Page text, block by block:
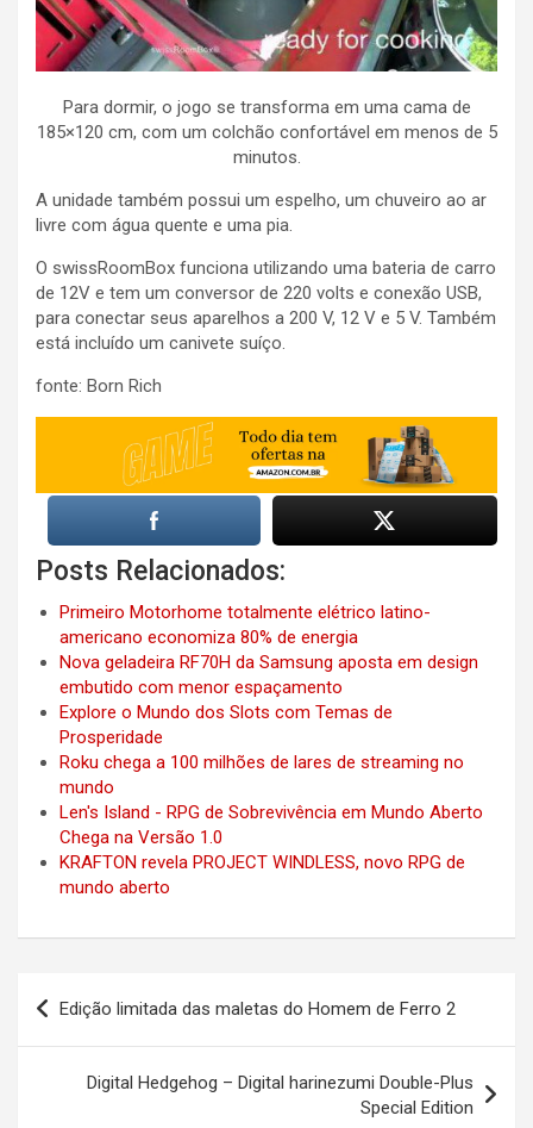
Para dormir, o jogo se transforma em uma cama de
185×120 cm, com um colchão confortável em menos de 5
minutos.
A unidade também possui um espelho, um chuveiro ao ar
livre com água quente e uma pia.
O swissRoomBox funciona utilizando uma bateria de carro
de 12V e tem um conversor de 220 volts e conexão USB,
para conectar seus aparelhos a 200 V, 12 V e 5 V. Também
está incluído um canivete suíço.
fonte: Born Rich
Posts Relacionados:
Primeiro Motorhome totalmente elétrico latino-
americano economiza 80% de energia
Nova geladeira RF70H da Samsung aposta em design
embutido com menor espaçamento
Explore o Mundo dos Slots com Temas de
Prosperidade
Roku chega a 100 milhões de lares de streaming no
mundo
Len's Island - RPG de Sobrevivência em Mundo Aberto
Chega na Versão 1.0
KRAFTON revela PROJECT WINDLESS, novo RPG de
mundo aberto
Post
navigation
Edição limitada das maletas do Homem de Ferro 2
Digital Hedgehog – Digital harinezumi Double-Plus
Special Edition